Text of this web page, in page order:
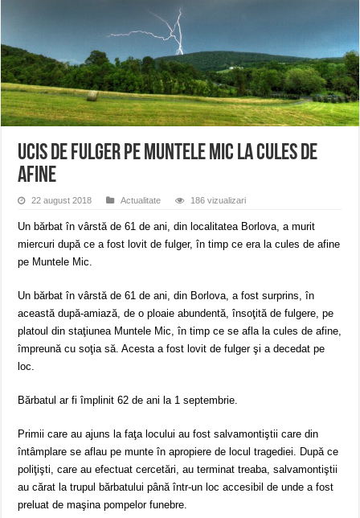
ANUNȚ OPRIRE APĂ în Reșița, cartier Țerova – avarie – 04.08.2026
ANUNȚ OPRIRE APĂ în Reșița – avarie – 03.08.2026 – Calea Caransebeșului
Ucis de fulger pe Muntele Mic la cules de
afine
22 august 2018 Actualitate 186 vizualizari
Un bărbat în vârstă de 61 de ani, din localitatea Borlova, a murit
miercuri după ce a fost lovit de fulger, în timp ce era la cules de afine
pe Muntele Mic.
Un bărbat în vârstă de 61 de ani, din Borlova, a fost surprins, în
această după-amiază, de o ploaie abundentă, însoţită de fulgere, pe
platoul din staţiunea Muntele Mic, în timp ce se afla la cules de afine,
împreună cu soţia să. Acesta a fost lovit de fulger şi a decedat pe
loc.
Bărbatul ar fi împlinit 62 de ani la 1 septembrie.
Primii care au ajuns la faţa locului au fost salvamontiştii care din
întâmplare se aflau pe munte în apropiere de locul tragediei. După ce
poliţişti, care au efectuat cercetări, au terminat treaba, salvamontiştii
au cărat la trupul bărbatului până într-un loc accesibil de unde a fost
preluat de maşina pompelor funebre.